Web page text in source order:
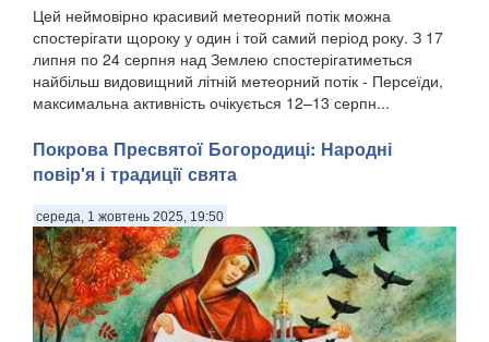
Цей неймовірно красивий метеорний потік можна
спостерігати щороку у один і той самий період року. З 17
липня по 24 серпня над Землею спостерігатиметься
найбільш видовищний літній метеорний потік - Персеїди,
максимальна активність очікується 12–13 серпн...
Покрова Пресвятої Богородиці: Народні
повір'я і традиції свята
середа, 1 жовтень 2025, 19:50